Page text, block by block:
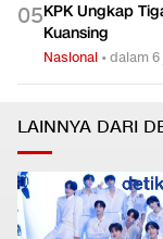
05KPK Ungkap
Kuansing
Nasional •dalam 6
LAINNYA DARI